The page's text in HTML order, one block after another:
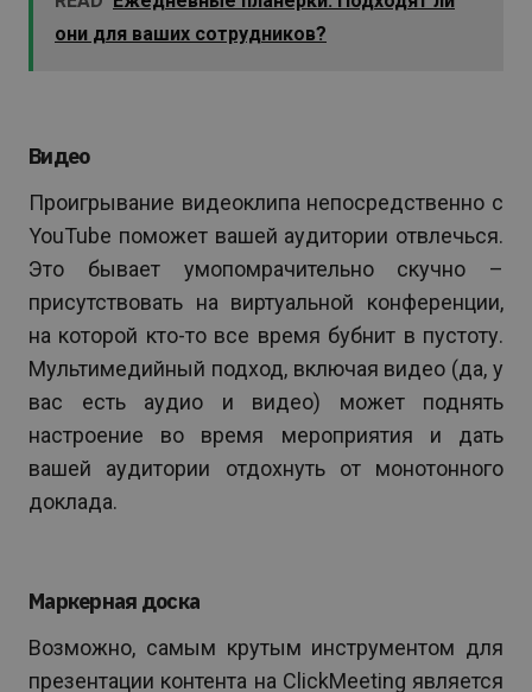
они для ваших сотрудников?
Видео
Проигрывание видеоклипа непосредственно с
YouTube поможет вашей аудитории отвлечься.
Это бывает умопомрачительно скучно –
присутствовать на виртуальной конференции,
на которой кто-то все время бубнит в пустоту.
Мультимедийный подход, включая видео (да, у
вас есть аудио и видео) может поднять
настроение во время мероприятия и дать
вашей аудитории отдохнуть от монотонного
доклада.
Маркерная доска
Возможно, самым крутым инструментом для
презентации контента на ClickMeeting является